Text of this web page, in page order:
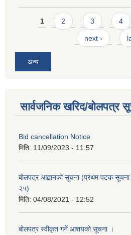
Pages
1 2 3 4
next ›
अन्य
सार्वजनिक खरिद/बोलपत्र
Bid cancellation Notice
मिति: 11/09/2023 - 11:57
बोलपत्र आह्वानको सूचना (प्रथम पटक
२५)
मिति: 04/08/2021 - 12:52
बोलपत्र स्वीकृत गर्ने आशयको सूचना ।